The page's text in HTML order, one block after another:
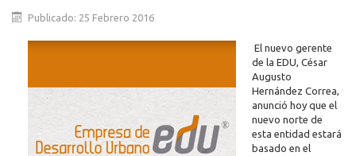
Publicado: 25 Febrero 2016
El nuevo gerente
de la EDU, César
Augusto
Hernández Correa,
anunció hoy que el
nuevo norte de
esta entidad estará
basado en el